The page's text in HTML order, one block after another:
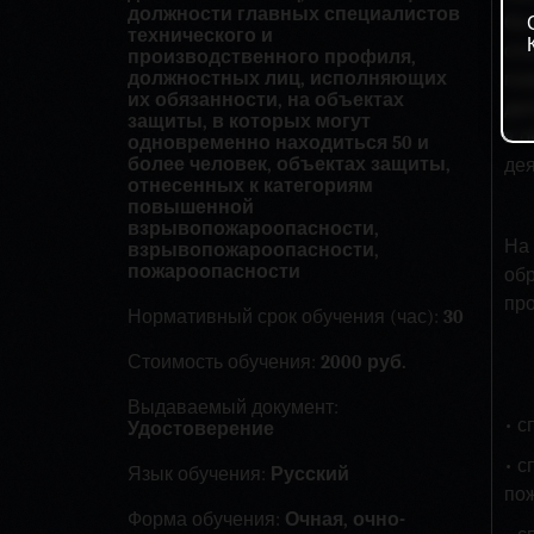
должности главных специалистов
технического и
производственного профиля,
должностных лиц, исполняющих
их обязанности, на объектах
защиты, в которых могут
одновременно находиться 50 и
более человек, объектах защиты,
отнесенных к категориям
повышенной
взрывопожароопасности,
взрывопожароопасности,
пожароопасности
Нормативный срок обучения (час): 30
Стоимость обучения: 2000 руб.
Выдаваемый документ:
Удостоверение
Язык обучения: Русский
Форма обучения: Очная, очно-
в
На
•
•